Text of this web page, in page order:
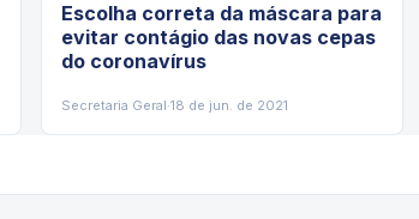
Escolha correta da máscara para
evitar contágio das novas cepas
do coronavírus
Secretaria Geral·18 de jun. de 2021